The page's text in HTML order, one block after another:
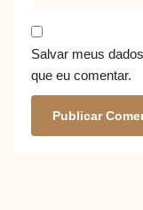
Salvar meus
que eu comentar.